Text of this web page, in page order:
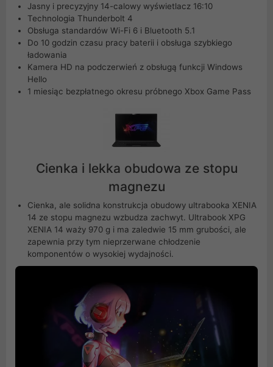
Jasny i precyzyjny 14-calowy wyświetlacz 16:10
Technologia Thunderbolt 4
Obsługa standardów Wi-Fi 6 i Bluetooth 5.1
Do 10 godzin czasu pracy baterii i obsługa szybkiego
ładowania
Kamera HD na podczerwień z obsługą funkcji Windows
Hello
1 miesiąc bezpłatnego okresu próbnego Xbox Game Pass
Cienka i lekka obudowa ze stopu
magnezu
Cienka, ale solidna konstrukcja obudowy ultrabooka XENIA
14 ze stopu magnezu wzbudza zachwyt. Ultrabook XPG
XENIA 14 waży 970 g i ma zaledwie 15 mm grubości, ale
zapewnia przy tym nieprzerwane chłodzenie
komponentów o wysokiej wydajności.